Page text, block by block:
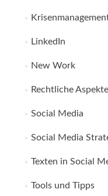
LinkedIn
New Work
Rechtliche Aspekte
Social Media
Social Media
Texten in Social
Tools und Tipps